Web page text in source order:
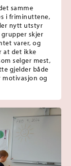
samme
i friminuttene,
nytt utstyr
skjer
varer, og
at det ikke
selger mest,
gjelder både
motivasjon og